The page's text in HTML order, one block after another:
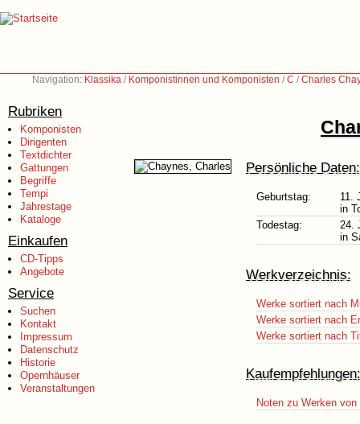
Navigation: Klassika / Komponistinnen und Komponisten /C /Charles
Rubriken
Komponisten
Dirigenten
Textdichter
Gattungen
Begriffe
Tempi
Jahrestage
Kataloge
Einkaufen
CD-Tipps
Angebote
Service
Suchen
Kontakt
Impressum
Datenschutz
Historie
Opernhäuser
Veranstaltungen
Persönliche Daten:
Geburtstag:
11.
in
Todestag:
24.
in
Werkverzeichnis:
Werke sortiert nach
Werke sortiert nach
Werke sortiert nach
Kaufempfehlungen:
Noten zu Werken